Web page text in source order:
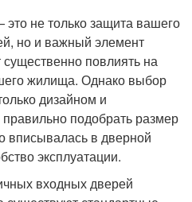
не только защита вашего
но и важный элемент
повлиять на
жилища. Однако выбор
дизайном и
подобрать размер
вписывалась в дверной
эксплуатации.
входных дверей